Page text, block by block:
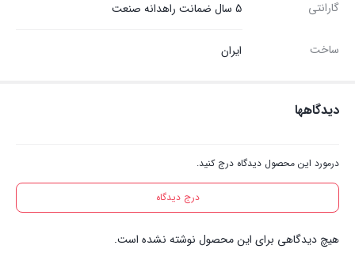
گارانتی 5 سال ضمانت راهدانه صنعت
ساخت ایران
دیدگاهها
درمورد این محصول دیدگاه درج کنید.
درج دیدگاه
هیچ دیدگاهی برای این محصول نوشته نشده است.